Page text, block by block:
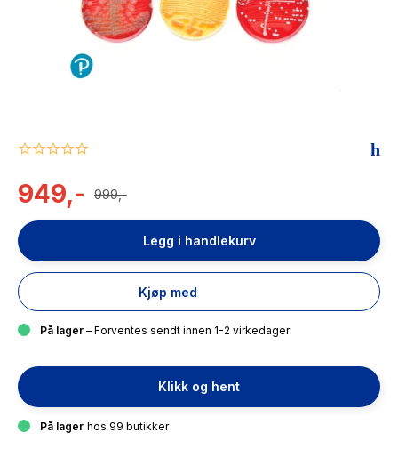
0.0
rating
949,- 999,-
Legg i handlekurv
Kjøp med
På lager – Forventes sendt innen 1-2 virkedager
Klikk og hent
På lager hos 99 butikker